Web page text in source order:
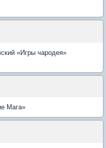
«Игры чародея»
Мага»